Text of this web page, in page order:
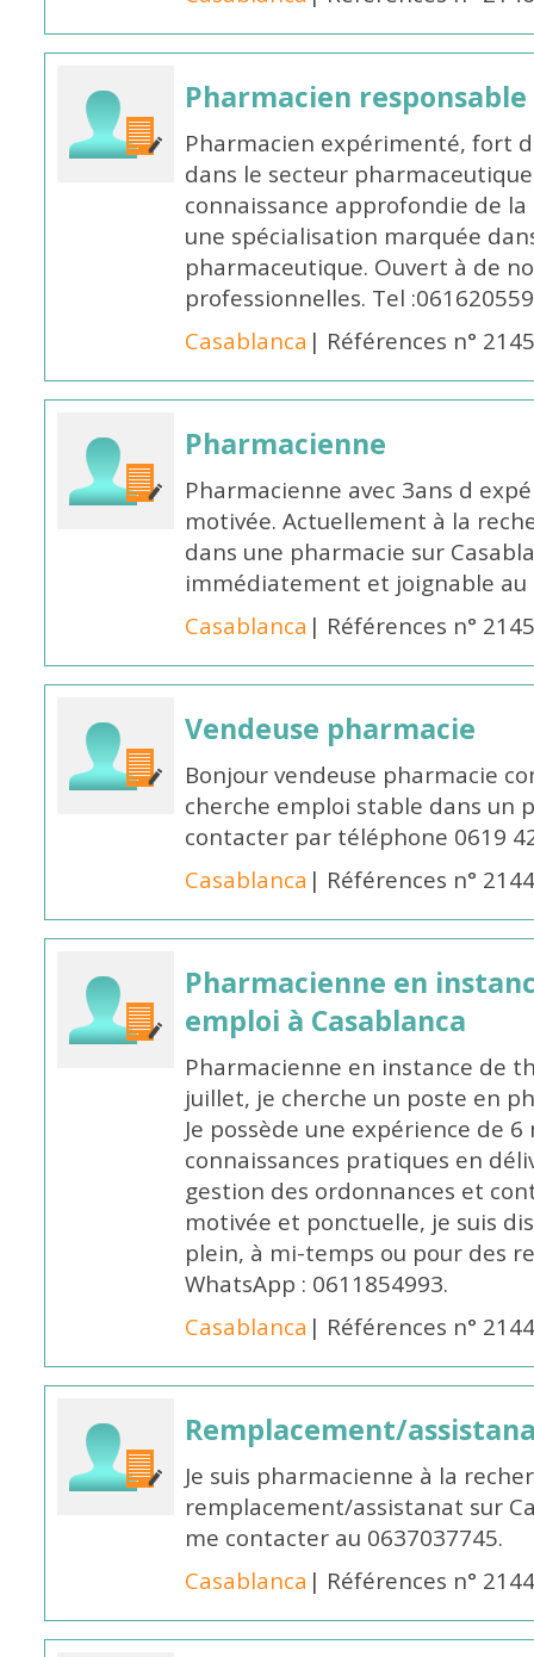
Pharmacien responsable
Pharmacien expérimenté, fort
dans le secteur
connaissance approfondie de
une spécialisation marquée
pharmaceutique. Ouvert à de
professionnelles. Tel
Casablanca | Références n°
Pharmacienne
Pharmacienne avec 3ans d
motivée. Actuellement à la
dans une pharmacie sur
immédiatement et joignable au
Casablanca | Références n°
Vendeuse pharmacie
Bonjour vendeuse pharmacie
cherche emploi stable dans un
contacter par téléphone 0619
Casablanca | Références n°
Pharmacienne en
emploi à Casablanca
Pharmacienne en instance de
juillet, je cherche un poste en
Je possède une expérience de
connaissances pratiques en
gestion des ordonnances et
motivée et ponctuelle, je suis
plein, à mi-temps ou pour des
WhatsApp : 0611854993.
Casablanca | Références n°
Remplacement/
Je suis pharmacienne à la
remplacement/assistanat sur
me contacter au 0637037745.
Casablanca | Références n°